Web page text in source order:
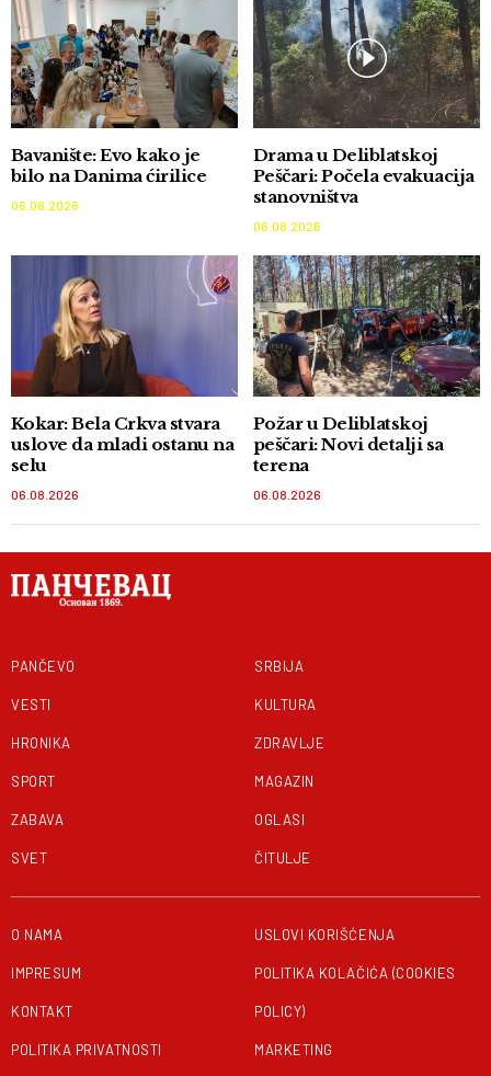
Bavanište: Evo kako je
bilo na Danima ćirilice
06.08.2026
Drama u Deliblatskoj
Peščari: Počela evakuacija
stanovništva
06.08.2026
Kokar: Bela Crkva stvara
uslove da mladi ostanu na
selu
06.08.2026
Požar u Deliblatskoj
peščari: Novi detalji sa
terena
06.08.2026
PANČEVO
VESTI
HRONIKA
SPORT
ZABAVA
SVET
SRBIJA
KULTURA
ZDRAVLJE
MAGAZIN
OGLASI
ČITULJE
O NAMA
IMPRESUM
KONTAKT
POLITIKA PRIVATNOSTI
USLOVI KORIŠĆENJA
POLITIKA KOLAČIĆA (COOKIES
POLICY)
MARKETING